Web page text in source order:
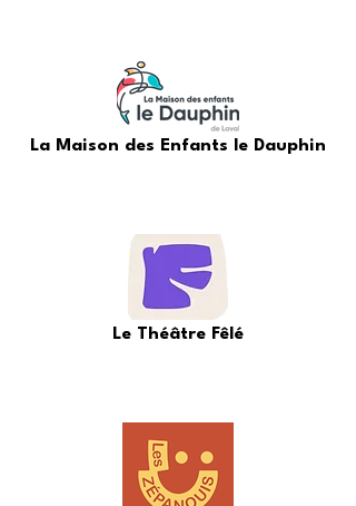
La Maison des Enfants le Dauphin
Le Théâtre Fêlé